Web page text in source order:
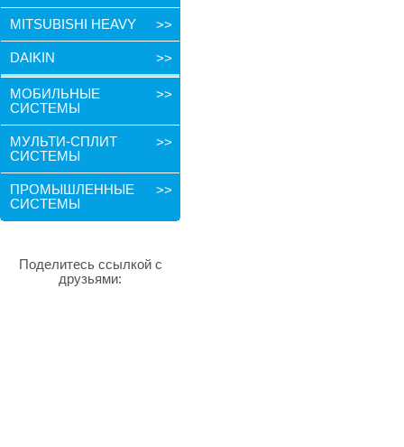
MITSUBISHI HEAVY >>
DAIKIN >>
МОБИЛЬНЫЕ
СИСТЕМЫ
>>
МУЛЬТИ-СПЛИТ
СИСТЕМЫ
>>
ПРОМЫШЛЕННЫЕ
СИСТЕМЫ
>>
Поделитесь ссылкой с
друзьями: